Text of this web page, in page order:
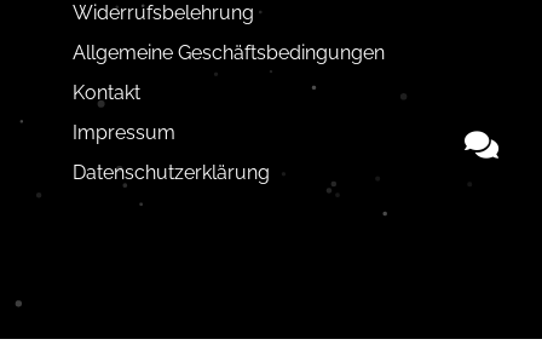
Widerrufsbelehrung
Allgemeine Geschäftsbedingungen
Kontakt
Impressum
Datenschutzerklärung